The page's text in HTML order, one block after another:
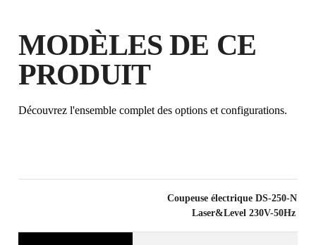
MODÈLES DE CE
PRODUIT
Découvrez l'ensemble complet des options et configurations.
Coupeuse électrique DS-250-N
Laser&Level 230V-50Hz